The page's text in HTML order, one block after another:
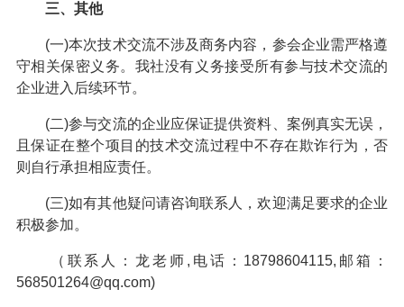
三、其他
(一)本次技术交流不涉及商务内容，参会企业需严格遵
守相关保密义务。我社没有义务接受所有参与技术交流的
企业进入后续环节。
(二)参与交流的企业应保证提供资料、案例真实无误，
且保证在整个项目的技术交流过程中不存在欺诈行为，否
则自行承担相应责任。
(三)如有其他疑问请咨询联系人，欢迎满足要求的企业
积极参加。
（联系人：龙老师,电话：18798604115,邮箱：
568501264@qq.com)